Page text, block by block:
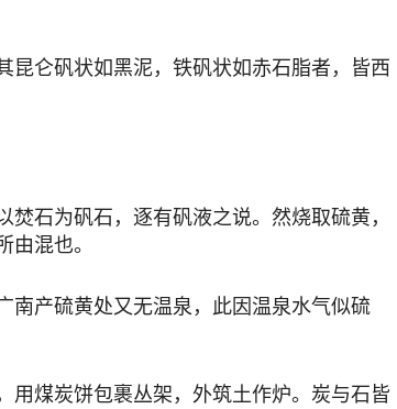
仑矾状如黑泥，铁矾状如赤石脂者，皆西
石为矾石，逐有矾液之说。然烧取硫黄，
混也。
产硫黄处又无温泉，此因温泉水气似硫
煤炭饼包裹丛架，外筑土作炉。炭与石皆